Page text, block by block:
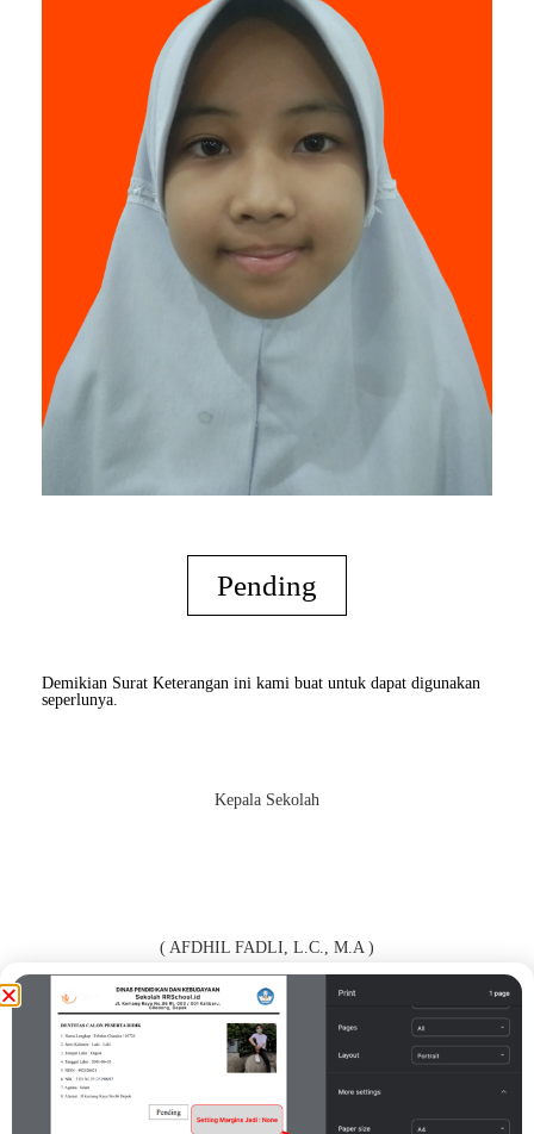
Pending
Demikian Surat Keterangan ini kami buat untuk dapat digunakan
seperlunya.
Kepala Sekolah
( AFDHIL FADLI, L.C., M.A )
Orang Tua / Wali*